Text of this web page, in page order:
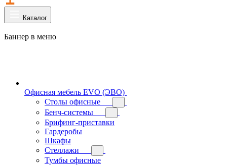
Каталог
Баннер в меню
Офисная мебель EVO (ЭВО)
Cтолы офисные
Бенч-системы
Брифинг-приставки
Гардеробы
Шкафы
Стеллажи
Тумбы офисные